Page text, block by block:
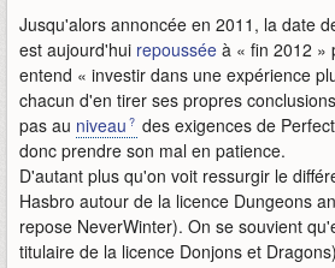
Jusqu'alors annoncée en 2011, la date
est aujourd'hui repoussée à « fin 2012 »
entend « investir dans une expérience
chacun d'en tirer ses propres
pas au niveau
des exigences de
donc prendre son mal en patience.
D'autant plus qu'on voit ressurgir le
Hasbro autour de la licence Dungeons
repose NeverWinter). On se souvient
titulaire de la licence Donjons et